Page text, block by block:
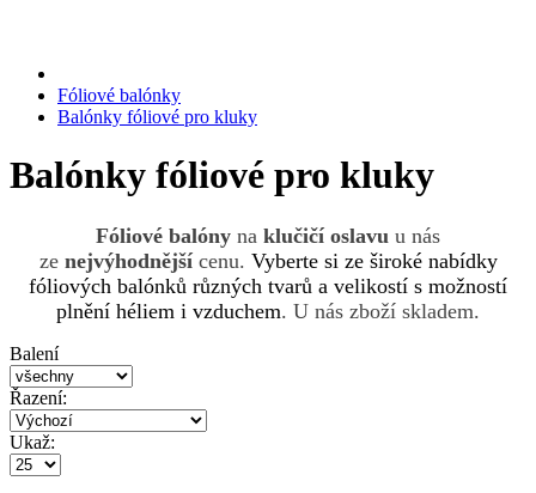
Fóliové balónky
Balónky fóliové pro kluky
Balónky fóliové pro kluky
Fóliové balóny na klučičí oslavu u nás
ze nejvýhodnějšícenu. Vyberte si ze široké nabídky
fóliových balónků různých tvarů a velikostí s možností
plnění héliem i vzduchem. U nás zboží skladem.
Balení
Řazení:
Ukaž: